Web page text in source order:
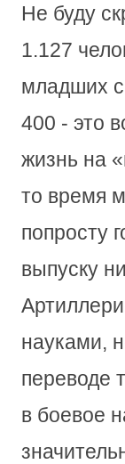
Не буду
1.127
младших
400 - это
жизнь на
то время
попросту
выпуску
науками,
переводе
в боевое